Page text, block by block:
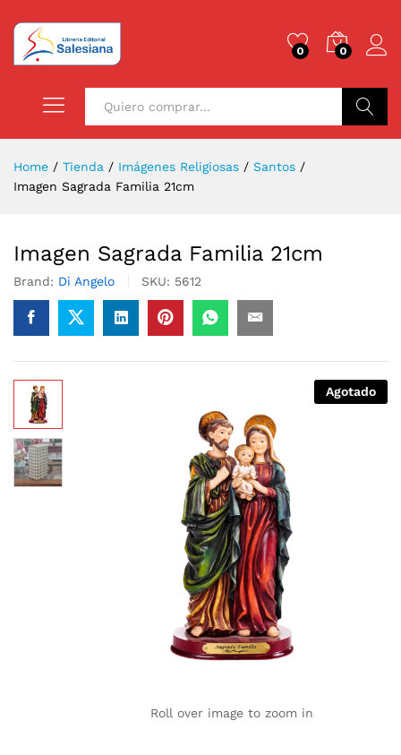
0 0
Home / Tienda / Imágenes Religiosas / Santos /
Imagen Sagrada Familia 21cm
Imagen Sagrada Familia 21cm
Brand: Di Angelo SKU: 5612
Agotado
Roll over image to zoom in